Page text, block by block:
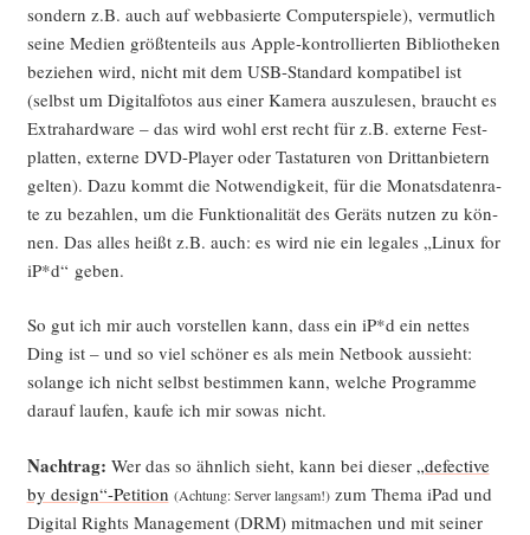
son­dern z.B. auch auf web­ba­sier­te Com­pu­ter­spie­le), ver­mut­lich
sei­ne Medi­en größ­ten­teils aus Apple-kon­trol­lier­ten Biblio­the­ken
bezie­hen wird, nicht mit dem USB-Stan­dard kom­pa­ti­bel ist
(selbst um Digi­tal­fo­tos aus einer Kame­ra aus­zu­le­sen, braucht es
Extra­hard­ware – das wird wohl erst recht für z.B. exter­ne Fest­
plat­ten, exter­ne DVD-Play­er oder Tas­ta­tu­ren von Dritt­an­bie­tern
gel­ten). Dazu kommt die Not­wen­dig­keit, für die Monats­da­ten­ra­
te zu bezah­len, um die Funk­tio­na­li­tät des Geräts nut­zen zu kön­
nen. Das alles heißt z.B. auch: es wird nie ein lega­les „Linux for
iP*d“ geben.
So gut ich mir auch vor­stel­len kann, dass ein iP*d ein net­tes
Ding ist – und so viel schö­ner es als mein Net­book aus­sieht:
solan­ge ich nicht selbst bestim­men kann, wel­che Pro­gram­me
dar­auf lau­fen, kau­fe ich mir sowas nicht.
Nach­trag: Wer das so ähn­lich sieht, kann bei die­ser „defec­ti­ve
by design“-Petition (Ach­tung: Ser­ver lang­sam!)zum The­ma iPad und
Digi­tal Rights Manage­ment (DRM) mit­ma­chen und mit sei­ner